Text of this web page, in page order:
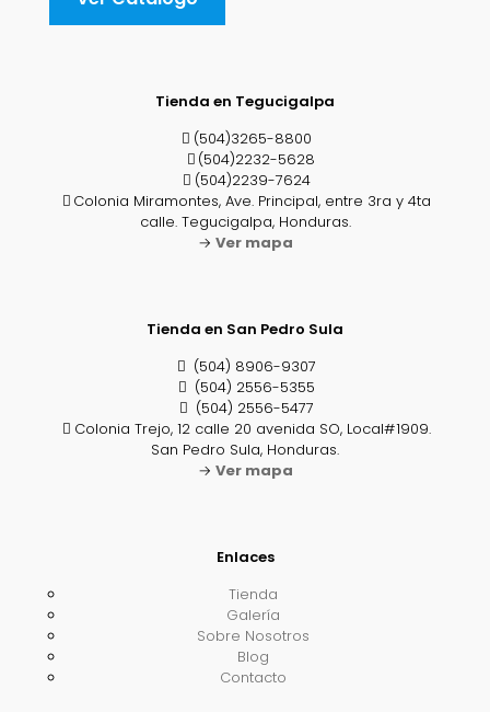
Tienda en Tegucigalpa
(504)3265-8800
(504)2232-5628
(504)2239-7624
Colonia Miramontes, Ave. Principal, entre 3ra y 4ta
calle. Tegucigalpa, Honduras.
→ Ver mapa
Tienda en San Pedro Sula
(504) 8906-9307
(504) 2556-5355
(504) 2556-5477
Colonia Trejo, 12 calle 20 avenida SO, Local#1909.
San Pedro Sula, Honduras.
→ Ver mapa
Enlaces
Tienda
Galería
Sobre Nosotros
Blog
Contacto